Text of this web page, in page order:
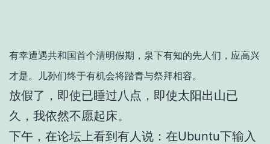
有幸遭遇共和国首个清明假期，泉下有知的先人们，应高兴
才是。儿孙们终于有机会将踏青与祭拜相容。
放假了，即使已睡过八点，即使太阳出山已
久，我依然不愿起床。
下午，在论坛上看到有人说：在Ubuntu下输入